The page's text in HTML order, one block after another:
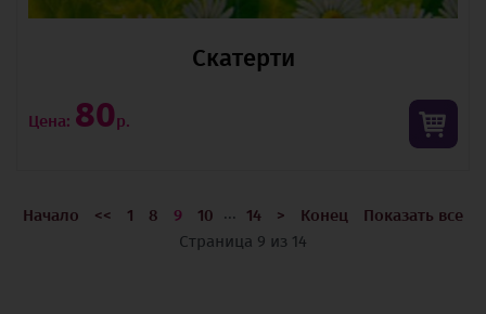
Скатерти
Цена: 80р.
Начало << 1 8 9 10 ... 14 > Конец
Показать все
Страница 9 из 14